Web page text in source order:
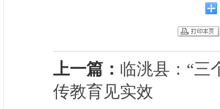
上一篇： 临洮县：“三
传教育见实效